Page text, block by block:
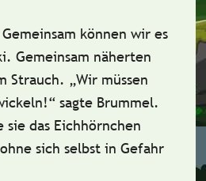
können wir es
Gemeinsam näherten
Strauch. „Wir müssen
sagte Brummel.
das Eichhörnchen
sich selbst in Gefahr